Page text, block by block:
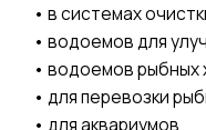
• в системах
• водоемов для
• водоемов рыбных
• для перевозки
• для аквариумов